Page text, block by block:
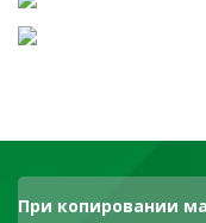
При копировании